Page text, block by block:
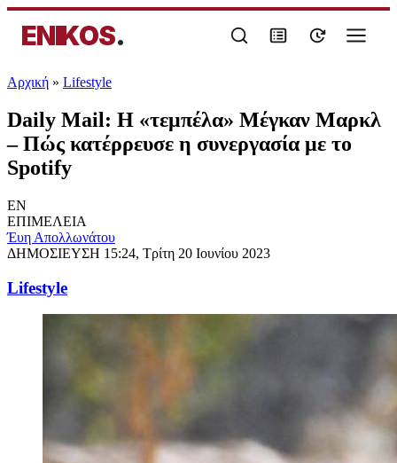
ENIKOS.
Αρχική » Lifestyle
Daily Mail: Η «τεμπέλα» Μέγκαν Μαρκλ
– Πώς κατέρρευσε η συνεργασία με το
Spotify
EN
ΕΠΙΜΕΛΕΙΑ
Έυη Απολλωνάτου
ΔΗΜΟΣΙΕΥΣΗ 15:24, Τρίτη 20 Ιουνίου 2023
Lifestyle